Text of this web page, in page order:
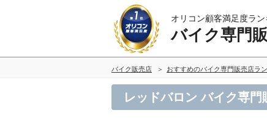
オリコン顧客満足度ラ
バイク専門
バイク販売店 おすすめのバイク専門販売店ラ
レッドバロン バイク専門